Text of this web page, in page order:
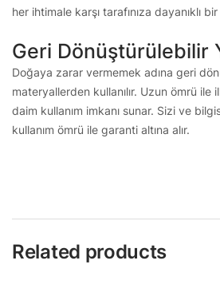
her ihtimale karşı tarafınıza dayanıklı bir
Geri Dönüştürülebilir
Doğaya zarar vermemek adına geri
materyallerden kullanılır. Uzun ömrü
daim kullanım imkanı sunar. Sizi ve
kullanım ömrü ile garanti altına alır.
Related products